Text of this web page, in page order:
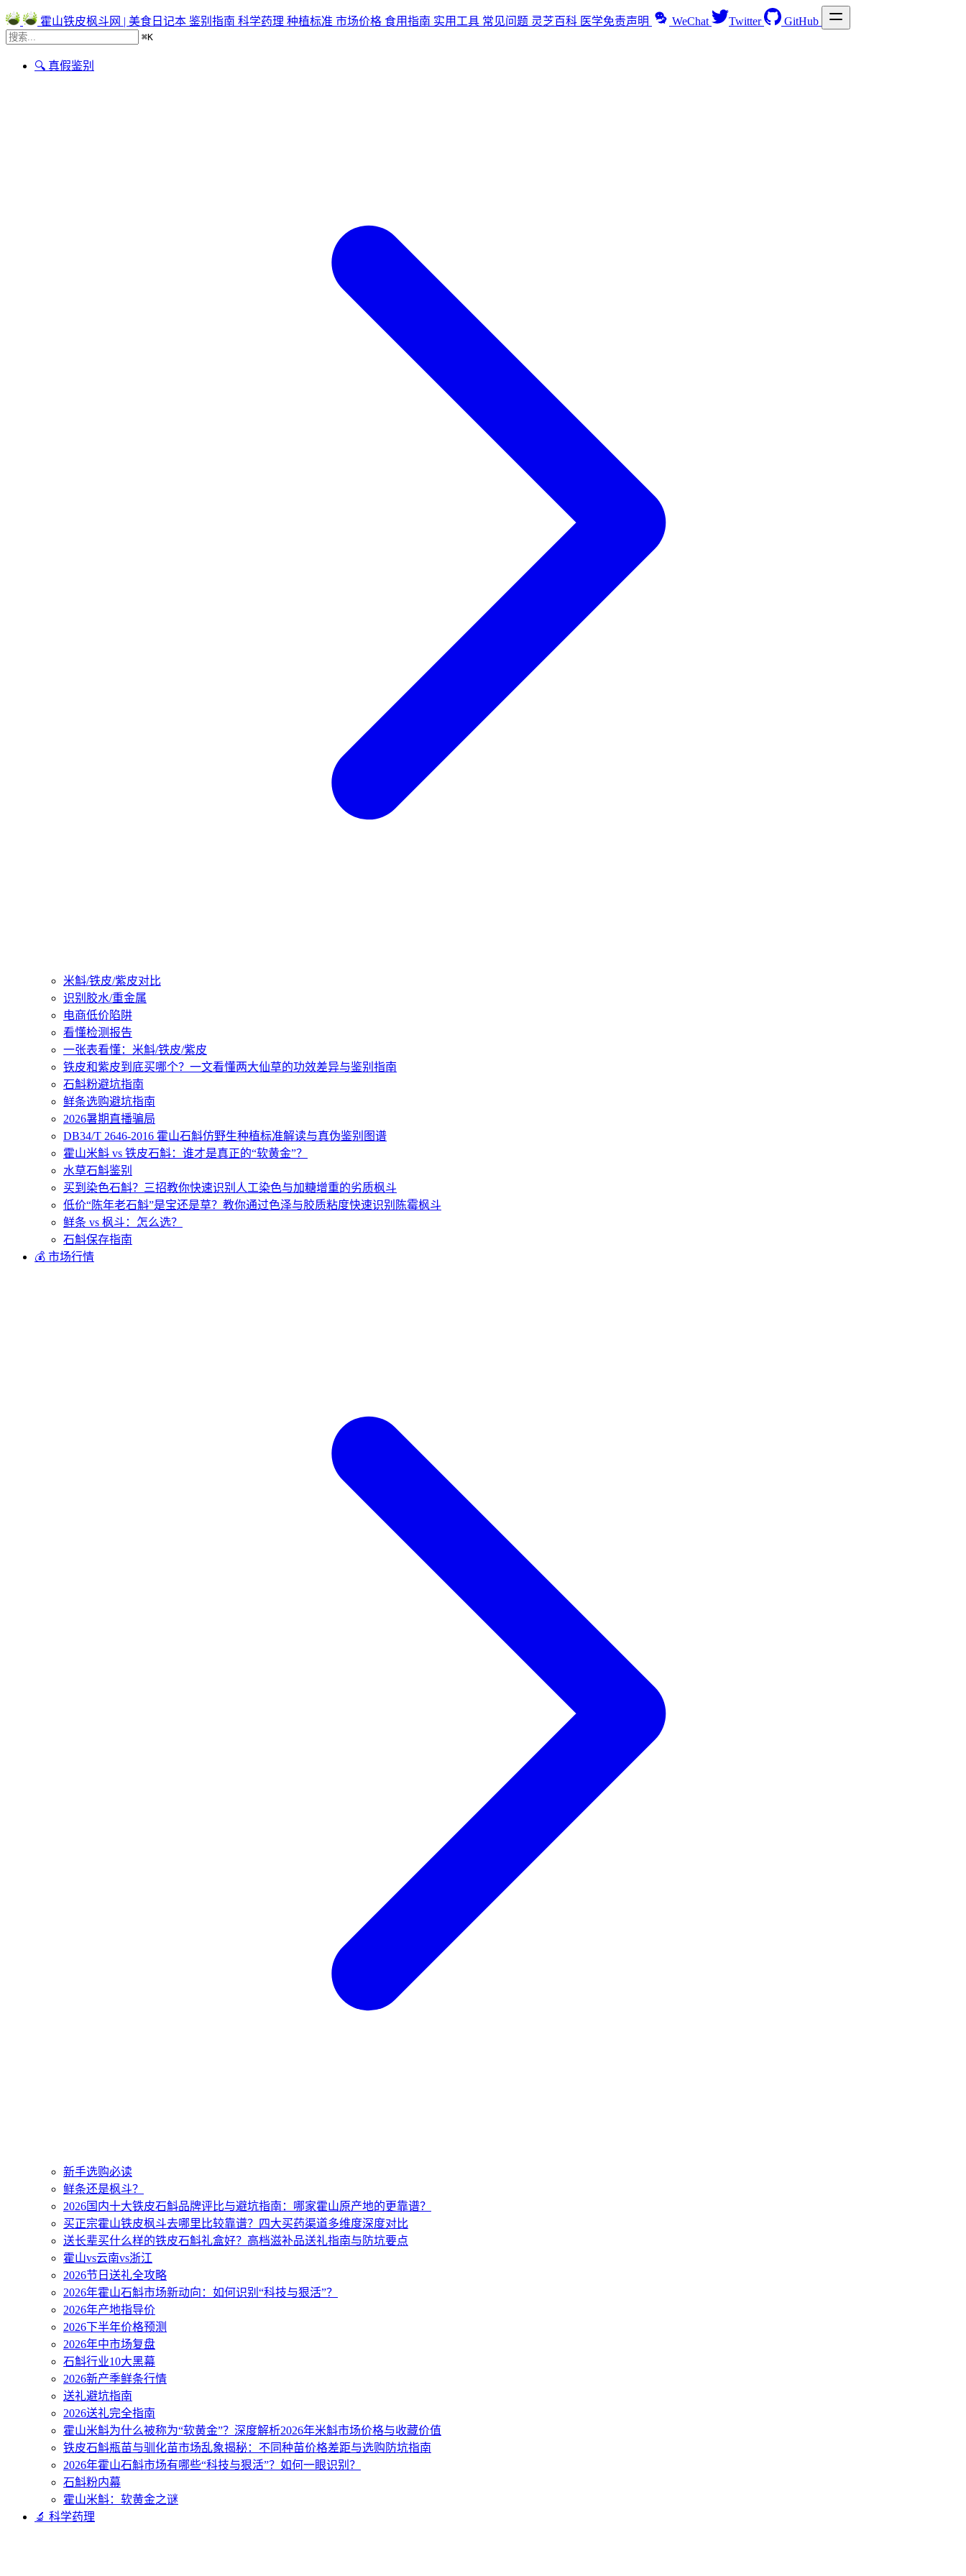
霍山铁皮枫斗网 | 美食日记本 鉴别指南 科学药理 种植标准 市场价格 食用指南 实用工具 常见问题 灵芝百科 医学免责声明 WeChat Twitter GitHub
⌘K
🔍 真假鉴别
米斛/铁皮/紫皮对比
识别胶水/重金属
电商低价陷阱
看懂检测报告
一张表看懂：米斛/铁皮/紫皮
铁皮和紫皮到底买哪个？一文看懂两大仙草的功效差异与鉴别指南
石斛粉避坑指南
鲜条选购避坑指南
2026暑期直播骗局
DB34/T 2646-2016 霍山石斛仿野生种植标准解读与真伪鉴别图谱
霍山米斛 vs 铁皮石斛：谁才是真正的“软黄金”？
水草石斛鉴别
买到染色石斛？三招教你快速识别人工染色与加糖增重的劣质枫斗
低价“陈年老石斛”是宝还是草？教你通过色泽与胶质粘度快速识别陈霉枫斗
鲜条 vs 枫斗：怎么选？
石斛保存指南
💰 市场行情
新手选购必读
鲜条还是枫斗？
2026国内十大铁皮石斛品牌评比与避坑指南：哪家霍山原产地的更靠谱？
买正宗霍山铁皮枫斗去哪里比较靠谱？四大买药渠道多维度深度对比
送长辈买什么样的铁皮石斛礼盒好？高档滋补品送礼指南与防坑要点
霍山vs云南vs浙江
2026节日送礼全攻略
2026年霍山石斛市场新动向：如何识别“科技与狠活”？
2026年产地指导价
2026下半年价格预测
2026年中市场复盘
石斛行业10大黑幕
2026新产季鲜条行情
送礼避坑指南
2026送礼完全指南
霍山米斛为什么被称为“软黄金”？深度解析2026年米斛市场价格与收藏价值
铁皮石斛瓶苗与驯化苗市场乱象揭秘：不同种苗价格差距与选购防坑指南
2026年霍山石斛市场有哪些“科技与狠活”？如何一眼识别？
石斛粉内幕
霍山米斛：软黄金之谜
🔬 科学药理